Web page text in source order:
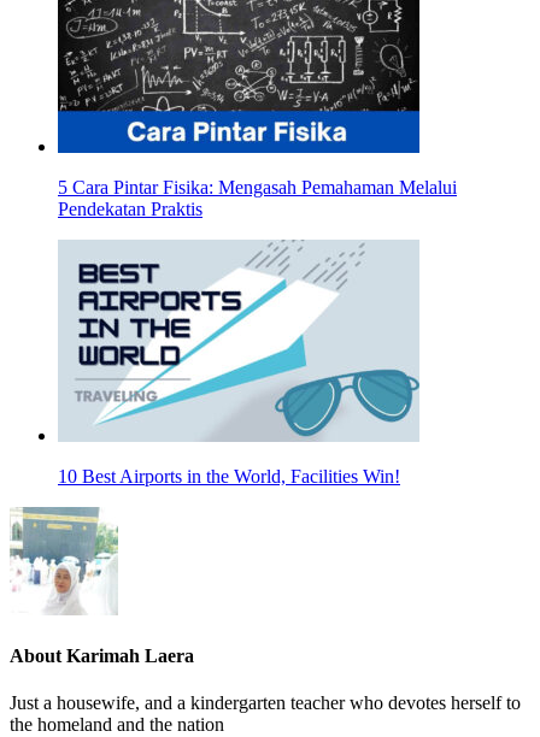
5 Cara Pintar Fisika: Mengasah Pemahaman Melalui
Pendekatan Praktis
10 Best Airports in the World, Facilities Win!
About Karimah Laera
Just a housewife, and a kindergarten teacher who devotes herself to
the homeland and the nation